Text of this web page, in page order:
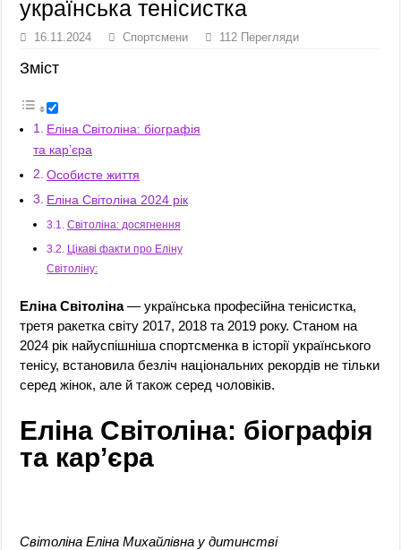
українська тенісистка
16.11.2024 Спортсмени 112 Перегляди
Зміст
Еліна Світоліна: біографія
та кар’єра
Особисте життя
Еліна Світоліна 2024 рік
Світоліна: досягнення
Цікаві факти про Еліну
Світоліну:
Еліна Світоліна— українська професійна тенісистка,
третя ракетка світу 2017, 2018 та 2019 року. Станом на
2024 рік найуспішніша спортсменка в історії українського
тенісу, встановила безліч національних рекордів не тільки
серед жінок, але й також серед чоловіків.
Еліна Світоліна: біографія
та кар’єра
Світоліна Еліна Михайлівна у дитинстві